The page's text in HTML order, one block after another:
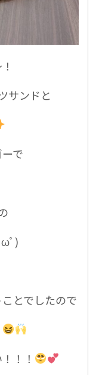
サンドと
で
ﾟ)
とでしたので
！！